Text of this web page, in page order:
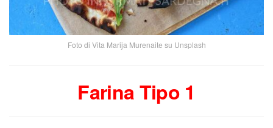
Foto di Vita Marija Murenaite su Unsplash
Farina Tipo 1